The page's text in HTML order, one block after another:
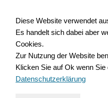
für
Diese Website verwendet
Es handelt sich dabei aber
Cookies.
Zur Nutzung der Website
Klicken Sie auf Ok wenn
Datenschutzerklärung